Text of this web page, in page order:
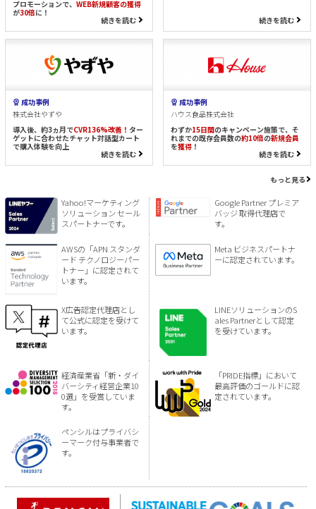
プロモーションで、WEB新規顧客の獲得
が30倍に！
続きを読む 続きを読む
成功事例
株式会社やずや
導入後、約3ヵ月でCVR136%改善！ ター
ゲットに合わせたチャット対話型カート
で購入体験を向上
続きを読む
成功事例
ハウス食品株式会社
わずか15日間のキャンペーン施策で、そ
れまでの既存会員数の約10倍の新規会員
を獲得！
続きを読む
もっと見る
Yahoo!マーケティング
ソリューション セール
スパートナーです。
Google Partner プレミア
バッジ 取得代理店で
す。
AWSの「APN スタンダ
ード テクノロジーパー
トナー」に認定されて
います。
Meta ビジネスパートナ
ーに認定されています。
X広告認定代理店とし
て公式に認定を受けて
います。
LINEソリューションのS
ales Partnerとして認定
を受けています。
経済産業省「新・ダイ
バーシティ経営企業10
0選」を受賞していま
す。
「PRIDE指標」において
最高評価のゴールドに認
定されています。
ペンシルはプライバシ
ーマーク付与事業者で
す。